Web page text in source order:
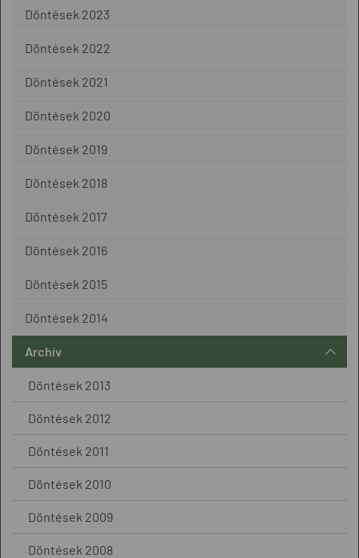
Döntések 2023
Döntések 2022
Döntések 2021
Döntések 2020
Döntések 2019
Döntések 2018
Döntések 2017
Döntések 2016
Döntések 2015
Döntések 2014
Archív
Döntések 2013
Döntések 2012
Döntések 2011
Döntések 2010
Döntések 2009
Döntések 2008